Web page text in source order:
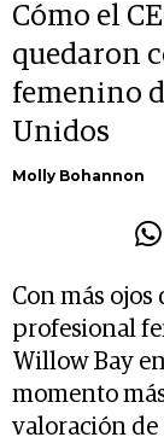
Cómo el
quedaron
femenino
Unidos
Molly Bohannon
Con más
profesional
Willow Bay
momento
valoración de